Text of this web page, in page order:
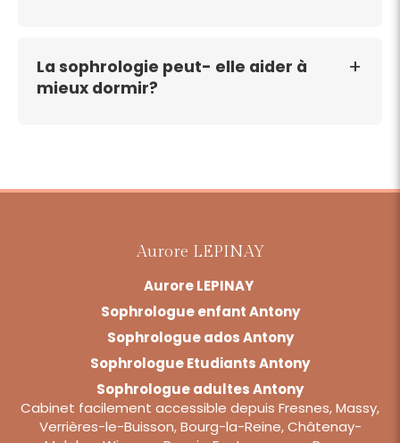
La sophrologie peut- elle aider à
mieux dormir?
Aurore LEPINAY
Aurore LEPINAY
Sophrologue enfant Antony
Sophrologue ados Antony
Sophrologue Etudiants Antony
Sophrologue adultes Antony
Cabinet facilement accessible depuis Fresnes, Massy,
Verrières-le-Buisson, Bourg-la-Reine, Châtenay-